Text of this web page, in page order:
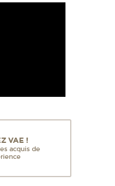
VAE !
acquis de